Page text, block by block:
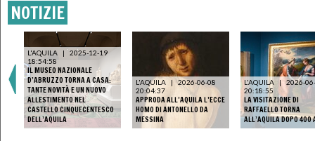
NOTIZIE
L'AQUILA |
2025-12-19
18:54:58
IL MUSEO NAZIONALE
D’ABRUZZO TORNA A CASA:
TANTE NOVITÀ E UN NUOVO
ALLESTIMENTO NEL
CASTELLO CINQUECENTESCO
DELL’AQUILA
L'AQUILA |
2026-06-08
20:04:37
APPRODA ALL’AQUILA L’ECCE
HOMO DI ANTONELLO DA
MESSINA
L'AQUILA | 2026-
20:18:55
LA VISITAZIONE DI
RAFFAELLO TORNA
ALL’AQUILA DOPO 400